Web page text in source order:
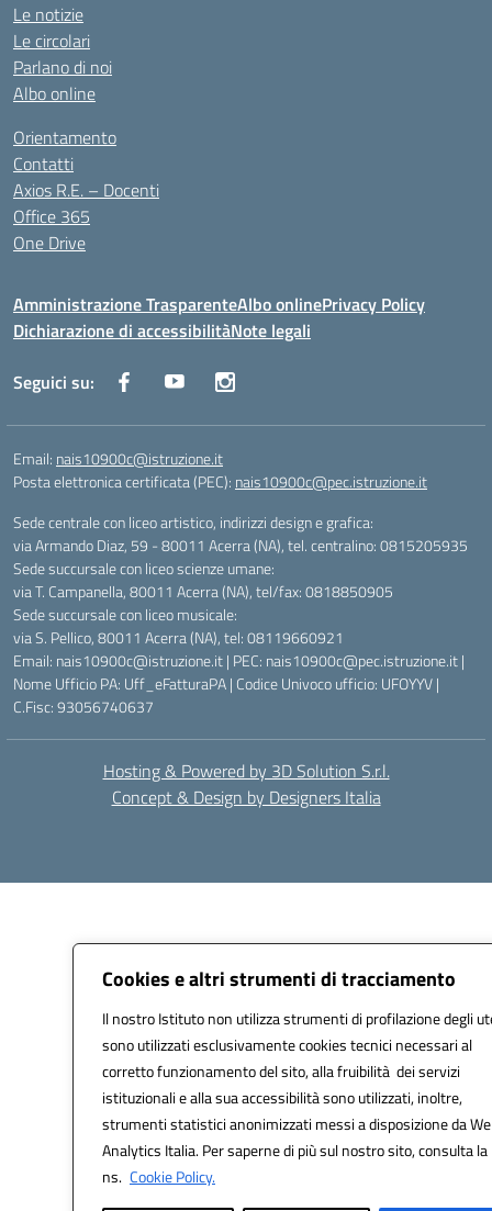
Cookies e altri strumenti di tracciamento
Il nostro Istituto non utilizza strumenti di profilazione degli
sono utilizzati esclusivamente cookies tecnici necessari al
corretto funzionamento del sito, alla fruibilità dei servizi
istituzionali e alla sua accessibilità sono utilizzati, inoltre,
strumenti statistici anonimizzati messi a disposizione da
Analytics Italia. Per saperne di più sul nostro sito, consulta la
ns. Cookie Policy.
Le notizie
Le circolari
Parlano di noi
Albo online
Orientamento
Contatti
Axios R.E. – Docenti
Office 365
One Drive
Amministrazione TrasparenteAlbo onlinePrivacy Policy
Dichiarazione di accessibilitàNote legali
Seguici su:
Email: nais10900c@istruzione.it
Posta elettronica certificata (PEC): nais10900c@pec.istruzione.it
Sede centrale con liceo artistico, indirizzi design e grafica:
via Armando Diaz, 59 - 80011 Acerra (NA), tel. centralino: 0815205935
Sede succursale con liceo scienze umane:
via T. Campanella, 80011 Acerra (NA), tel/fax: 0818850905
Sede succursale con liceo musicale:
via S. Pellico, 80011 Acerra (NA), tel: 08119660921
Email: nais10900c@istruzione.it | PEC: nais10900c@pec.istruzione.it |
Nome Ufficio PA: Uff_eFatturaPA | Codice Univoco ufficio: UFOYYV |
C.Fisc: 93056740637
Hosting & Powered by 3D Solution S.r.l.
Concept & Design by Designers Italia